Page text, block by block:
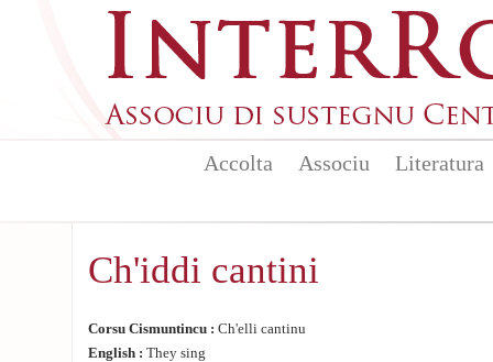
Accolta Associu Literatura
Ch'iddi cantini
Corsu Cismuntincu : Ch'elli cantinu
English : They sing